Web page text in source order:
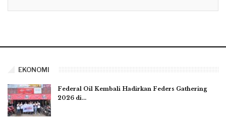
EKONOMI
Federal Oil Kembali Hadirkan Feders Gathering
2026 di…